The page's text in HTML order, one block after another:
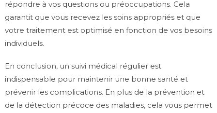
répondre à vos questions ou préoccupations. Cela
garantit que vous recevez les soins appropriés et que
votre traitement est optimisé en fonction de vos besoins
individuels.
En conclusion, un suivi médical régulier est
indispensable pour maintenir une bonne santé et
prévenir les complications. En plus de la prévention et
de la détection précoce des maladies, cela vous permet